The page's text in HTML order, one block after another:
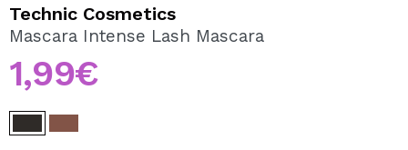
Ao criar uma conta no Maquibeauty.pt pode fazer as suas
compras rapidamente, verificar o estado das suas
encomendas e consultar as suas operações anteriores.
Technic Cosmetics
Mascara Intense Lash Mascara
1,99€